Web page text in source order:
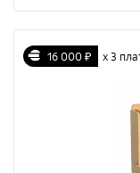
16 000 ₽ х 3